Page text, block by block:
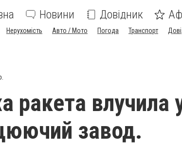
Новини Довідник
Нерухомість Авто / Мото Погода Транспорт
ракета влучила
завод.